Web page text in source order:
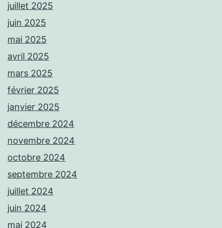
juillet 2025
juin 2025
mai 2025
avril 2025
mars 2025
février 2025
janvier 2025
décembre 2024
novembre 2024
octobre 2024
septembre 2024
juillet 2024
juin 2024
mai 2024